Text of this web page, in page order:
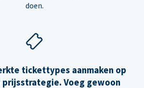
doen.
tickettypes aanmaken op
prijsstrategie. Voeg gewoon